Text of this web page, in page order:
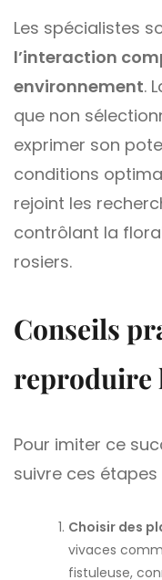
Les spécialistes
l’interaction
environnement.
que non
exprimer son
conditions
rejoint les
contrôlant la
rosiers.
Conseils
reproduire
Pour imiter ce
suivre ces étapes
Choisir des
vivaces
fistuleuse,